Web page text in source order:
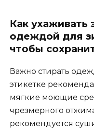
Как ухаживать
одеждой для
чтобы
Важно стирать
этикетке
мягкие моющие
чрезмерного
рекомендуется